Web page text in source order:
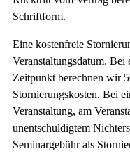
Schriftform.
Eine kostenfreie
Veranstaltungsdatum. Bei
Zeitpunkt berechnen wir
Stornierungskosten. Bei
Veranstaltung, am
unentschuldigtem
Seminargebühr als